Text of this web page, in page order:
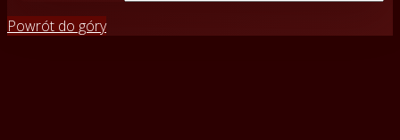
Powrót do góry